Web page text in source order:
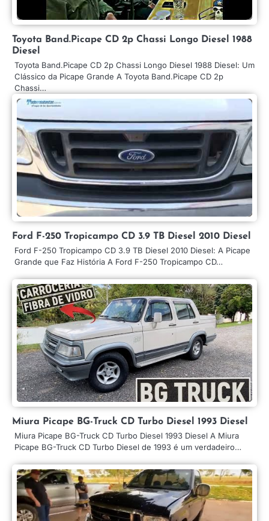
Toyota Band.Picape CD 2p Chassi Longo Diesel 1988
Diesel
Toyota Band.Picape CD 2p Chassi Longo Diesel 1988 Diesel: Um
Clássico da Picape Grande A Toyota Band.Picape CD 2p
Chassi…
Ford F-250 Tropicampo CD 3.9 TB Diesel 2010 Diesel
Ford F-250 Tropicampo CD 3.9 TB Diesel 2010 Diesel: A Picape
Grande que Faz História A Ford F-250 Tropicampo CD…
Miura Picape BG-Truck CD Turbo Diesel 1993 Diesel
Miura Picape BG-Truck CD Turbo Diesel 1993 Diesel A Miura
Picape BG-Truck CD Turbo Diesel de 1993 é um verdadeiro…